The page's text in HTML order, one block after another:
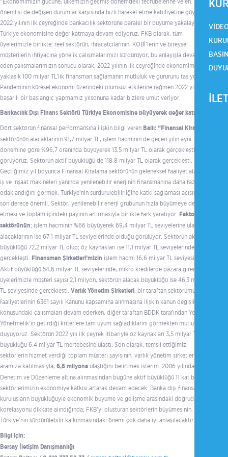
önemlisi de değişen durumlar karşısında hızlı hareket etme kabiliyetine güveniyor;
2022 yılının ilk çeyreğinde bankacılık sektörüne paralel bir büyüme yakalayarak
Türkiye ekonomisine değer katmaya devam ediyoruz. FKB olarak, tüm
üyelerimizle birlikte; reel sektörün, ihracatçılarının, KOBİ’lerin ve bireysel
müşterilerin ihtiyacına yönelik çalışmalarımızı sürdürüyor, bu anlayışla devam
eden çalışmalarımızın sonucu olarak; 2022 yılının ilk çeyreğinde ekonomimize
yaklaşık 100 milyar TL’lik finansman sağlamanın mutluluk ve gururunu taşıyoruz.
Pandeminin küresel ekonomi üzerindeki olumsuz etkilerine rağmen 2022 yılına
başarılı bir başlangıç yapmamız yılsonuna kadar bizlere umut veriyor.
Bankacılık Dışı Finans Sektörü Türkiye Ekonomisine büyüyerek değer katıyor…
Dört sektörün finansal performansına ilişkin bilgi veren Ballı: “Finansal Kiralama
sektörünün alacaklarının 91,7 milyar TL, işlem hacminin de geçen yılın aynı
dönemine göre %96,7 oranında büyüyerek 13,5 milyar TL olarak gerçekleştiğini
görüyoruz. Sektörün aktif büyüklüğü de 118,8 milyar TL olarak gerçekleşti.
Geçtiğimiz yıl boyunca Finansal Kiralama sektörünün geleneksel faaliyet alanı olan
iş ve inşaat makineleri yanında yenilenebilir enerjinin finansmanına daha fazla
odaklandığını görmek, Türkiye’nin sürdürülebilirliğine katkı sağlaması açısından
son derece önemli. Sektör, yenilenebilir enerji grubunun hızla büyümeye devam
etmesi ve toplam içindeki payının artırmasıyla birlikte fark yaratıyor. Faktoring
sektörünün; işlem hacminin %66 büyüyerek 69,4 milyar TL seviyelerine ulaştığını,
alacaklarının ise 67,1 milyar TL seviyelerinde olduğu görülüyor. Sektörün aktif
büyüklüğü 72,2 milyar TL olup; öz kaynakları ise 11,1 milyar TL seviyelerinde
gerçekleşti. Finansman Şirketleri’mizin işlem hacmi 16,6 milyar TL seviyesinde.
Aktif büyüklüğü 54,6 milyar TL seviyelerinde, mikro kredilerde pazara giren yeni
üyelerimizle müşteri sayısı 2,1 milyon, sektörün alacak büyüklüğü ise 46,3 milyar
TL seviyesinde gerçekleşti. Varlık Yönetim Şirketleri; bir taraftan sektörümüzün
faaliyetlerinin 6361 sayılı Kanunu kapsamına alınmasına ilişkin kanun değişikliği
konusundaki çalışmaları devam ederken, diğer taraftan BDDK tarafından Yeni
Yönetmelik’in getirdiği kriterlere tam uyum sağladıklarını görmekten mutluluk
duyuyoruz. Sektörün 2022 yılı ilk çeyrek itibariyle öz kaynakları 3,5 milyar TL, aktif
büyüklüğü 6,4 milyar TL mertebesine ulaştı. Son olarak; temsil ettiğimiz
sektörlerin hizmet verdiği toplam müşteri sayısının, varlık yönetim şirketlerinin de
aramıza katılmasıyla, 6,6 milyona ulaştığını belirtmek isterim. 2006 yılında BDDK
Denetim ve Düzenleme altına alınmasından bugüne aktif büyüklüğü 11 kat büyüyen
sektörlerimizin ekonomiye katkısı artarak devam edecek. Banka dışı finansal
kuruluşların büyüklüğüyle ekonomik büyüme ve gelişme arasındaki doğrudan
korelasyonu dikkate alındığında; FKB'yi oluşturan sektörlerin büyümesinin,
Türkiye'nin sürdürülebilir kalkınmasındaki önemi çok daha iyi anlaşılacaktır.”
Bilgi için:
Bersay İletişim Danışmanlığı